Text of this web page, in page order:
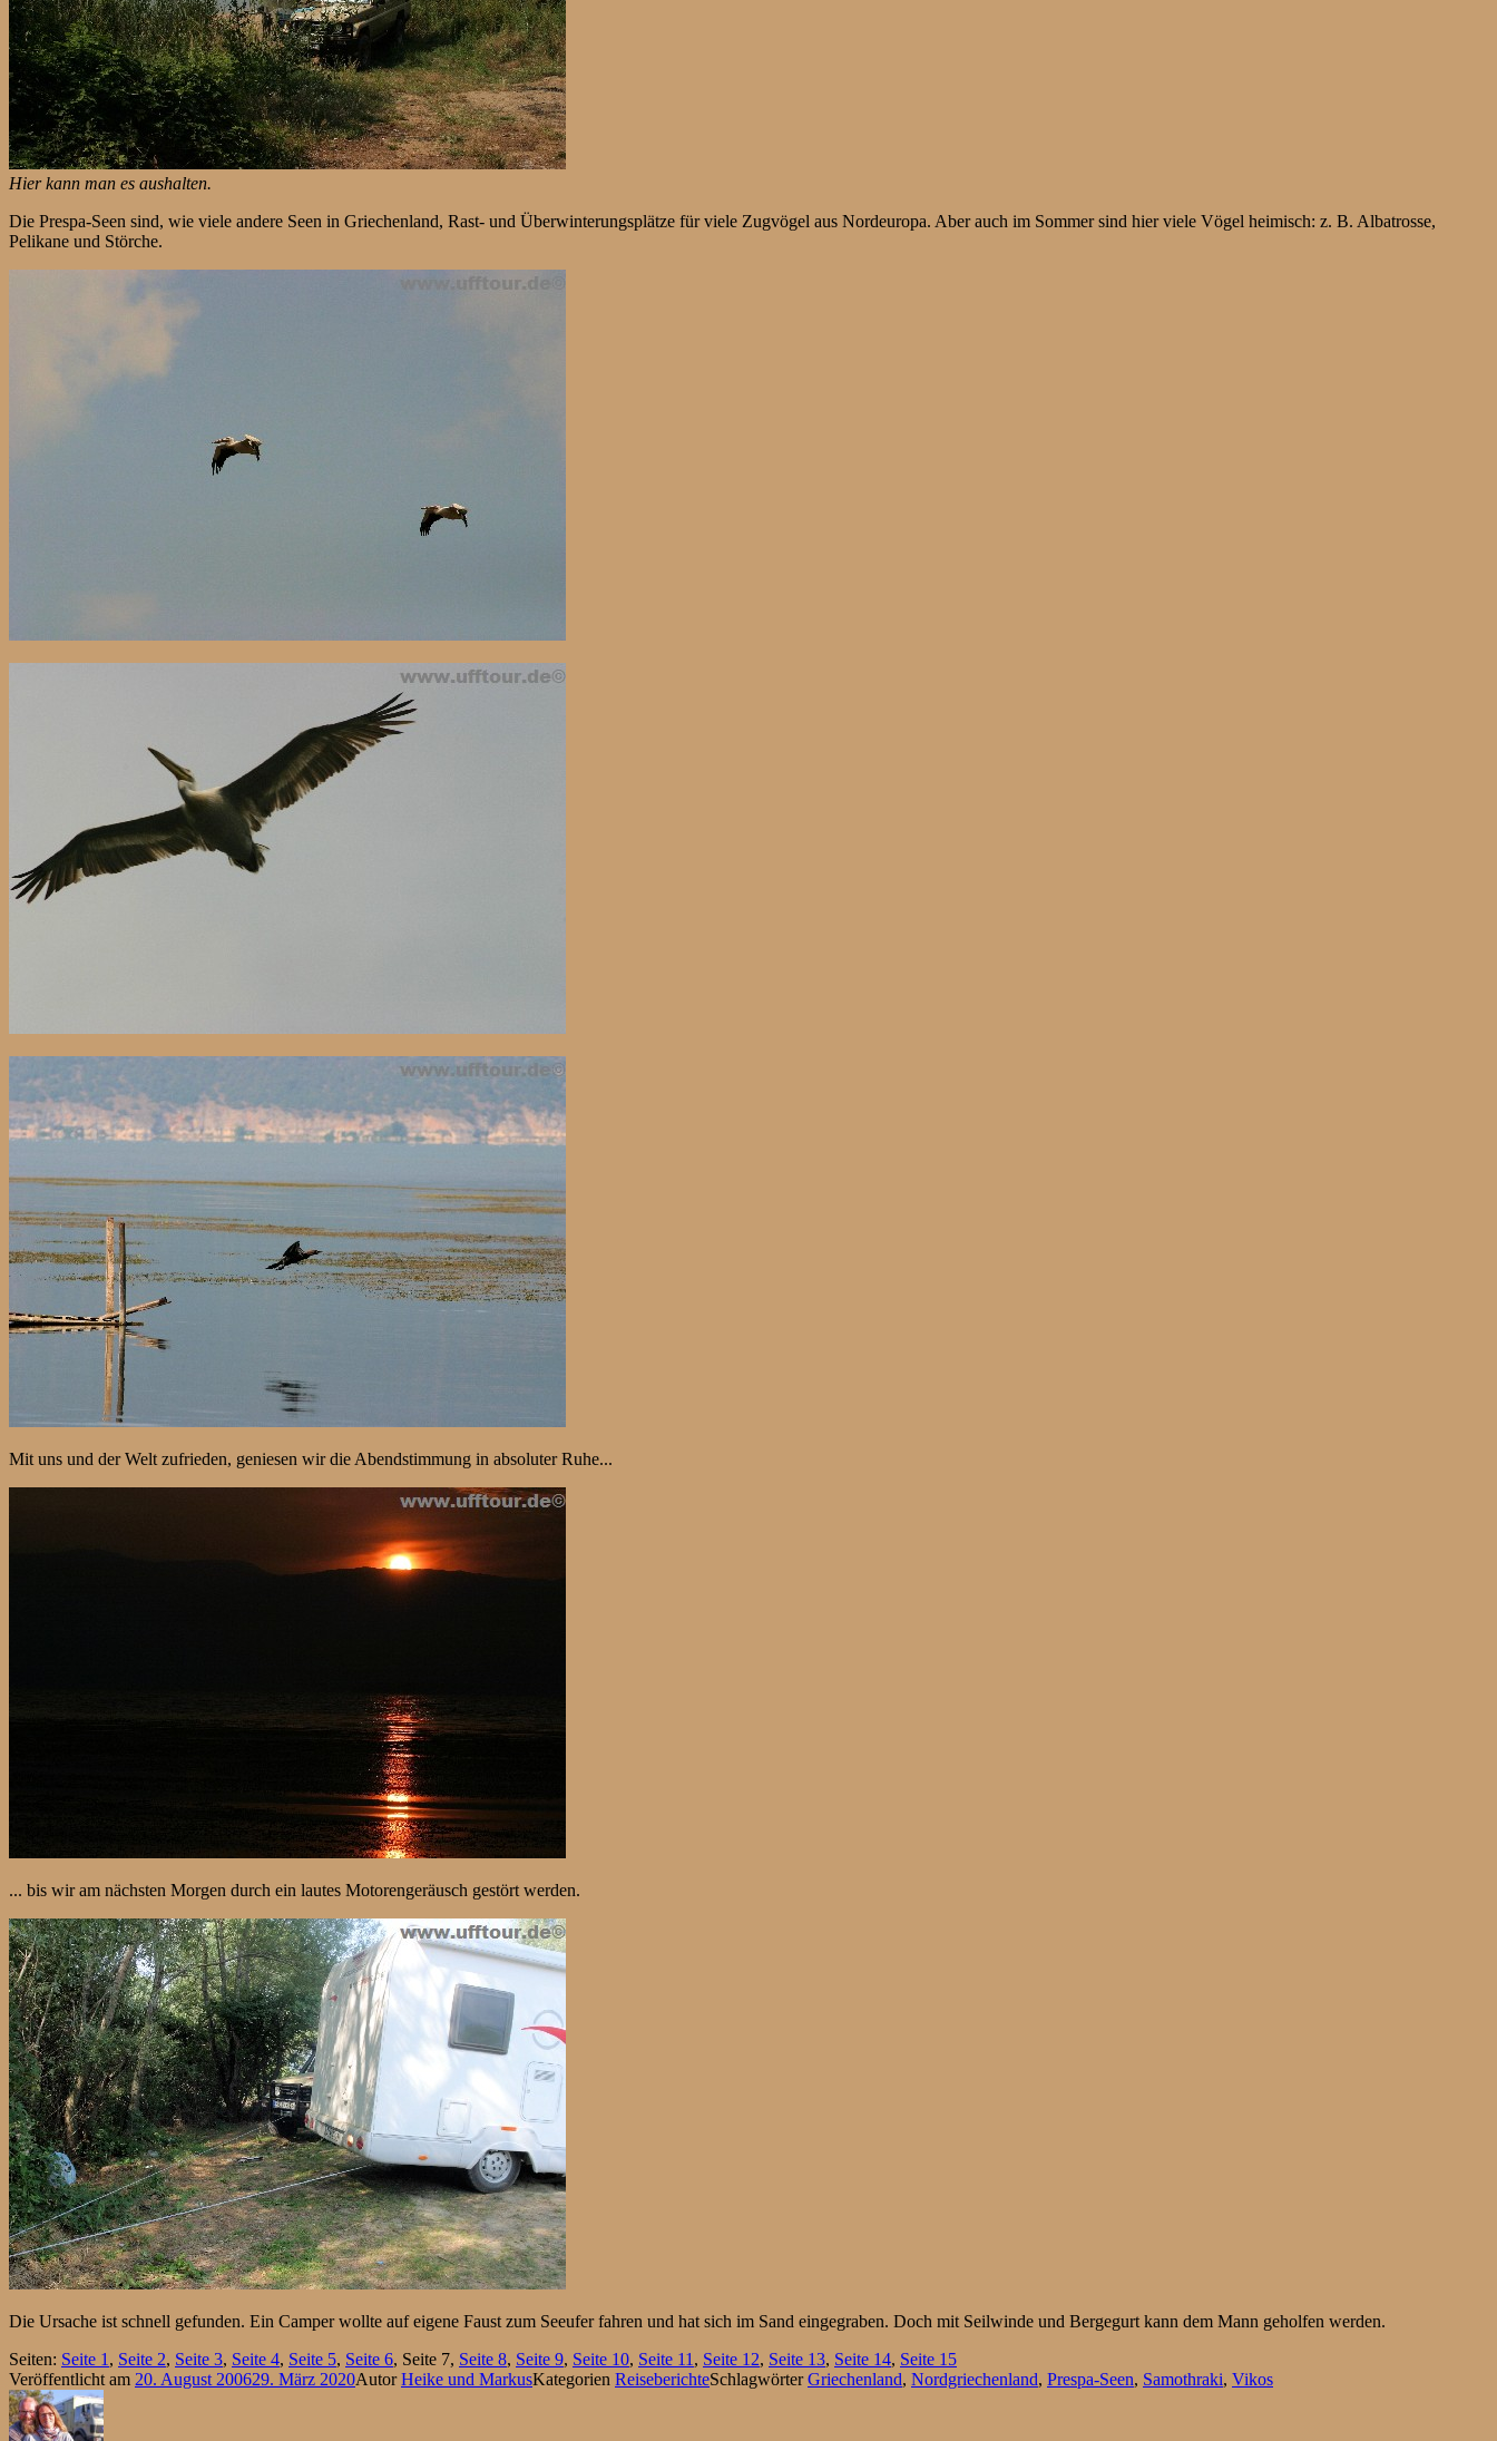
Hier kann man es aushalten.
Die Prespa-Seen sind, wie viele andere Seen in Griechenland, Rast- und Überwinterungsplätze für viele Zugvögel aus Nordeuropa. Aber auch im Sommer sind hier viele Vögel heimisch: z. B. Albatrosse,
Pelikane und Störche.
Mit uns und der Welt zufrieden, geniesen wir die Abendstimmung in absoluter Ruhe...
... bis wir am nächsten Morgen durch ein lautes Motorengeräusch gestört werden.
Die Ursache ist schnell gefunden. Ein Camper wollte auf eigene Faust zum Seeufer fahren und hat sich im Sand eingegraben. Doch mit Seilwinde und Bergegurt kann dem Mann geholfen werden.
Seiten: Seite 1 , Seite 2, Seite 3, Seite 4, Seite 5, Seite 6, Seite 7, Seite 8, Seite 9, Seite 10, Seite 11 , Seite 12, Seite 13, Seite 14, Seite 15
Veröffentlicht am 20. August 200629. März 2020AutorHeike und MarkusKategorien ReiseberichteSchlagwörterGriechenland, Nordgriechenland, Prespa-Seen, Samothraki, Vikos